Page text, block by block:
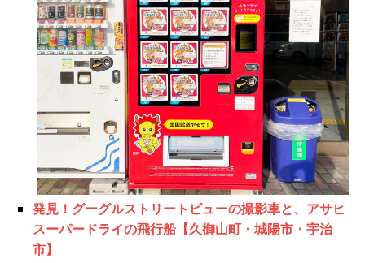
発見！グーグルストリートビューの撮影車と、アサヒ
スーパードライの飛行船【久御山町・城陽市・宇治
市】